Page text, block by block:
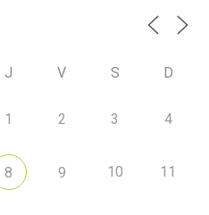
J V S D
1 2 3 4
8 9 10 11